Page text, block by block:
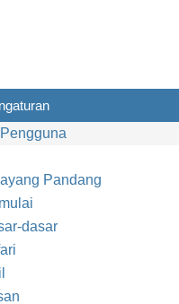
Pandang
dasar